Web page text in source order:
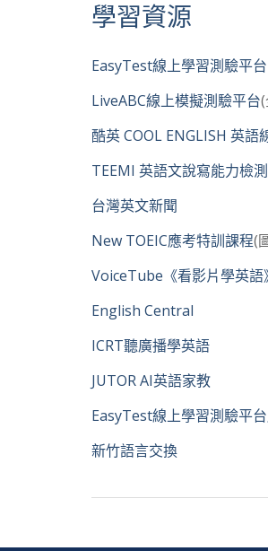
學習資源
EasyTest線上學習測驗平台
LiveABC線上模擬測驗平台
酷英 COOL ENGLISH 英語
TEEMI 英語文說寫能力檢
台灣英文新聞
New TOEIC應考特訓課程(
VoiceTube《看影片學英語
English Central
ICRT聽廣播學英語
JUTOR AI英語家教
EasyTest線上學習測驗平
新竹語言交換